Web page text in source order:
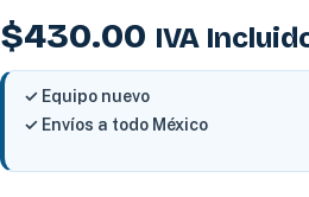
$430.00 IVA
✓ Equipo nuevo
✓ Envíos a todo México